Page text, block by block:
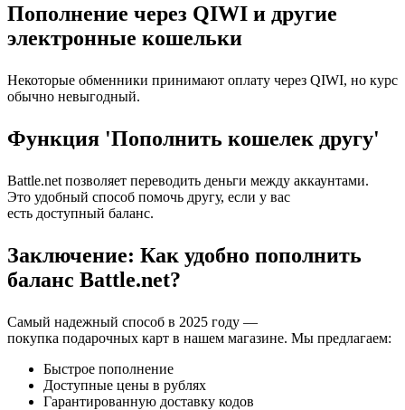
Пополнение через QIWI и другие
электронные кошельки
Некоторые обменники принимают оплату через QIWI, но курс
обычно невыгодный.
Функция 'Пополнить кошелек другу'
Battle.net позволяет переводить деньги между аккаунтами.
Это удобный способ помочь другу, если у вас
есть доступный баланс.
Заключение: Как удобно пополнить
баланс Battle.net?
Самый надежный способ в 2025 году —
покупка подарочных карт в нашем магазине. Мы предлагаем:
Быстрое пополнение
Доступные цены в рублях
Гарантированную доставку кодов